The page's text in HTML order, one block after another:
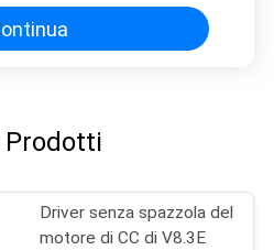
Prodotti
Driver senza spazzola del
motore di CC di V8.3E